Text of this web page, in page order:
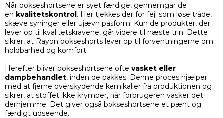
Når bokseshortsene er syet færdige, gennemgår de
en kvalitetskontrol. Her tjekkes der for fejl som løse tråde,
skæve syninger eller ujævn pasform. Kun de produkter, der
lever op til kvalitetskravene, går videre til næste trin. Dette
sikrer, at Rayon bokseshorts lever op til forventningerne om
holdbarhed og komfort.
Herefter bliver bokseshortsene ofte vasket eller
dampbehandlet, inden de pakkes. Denne proces hjælper
med at fjerne overskydende kemikalier fra produktionen og
sikrer, at stoffet ikke krymper, når forbrugeren vasker det
derhjemme. Det giver også bokseshortsene et pænt og
færdigt udseende.